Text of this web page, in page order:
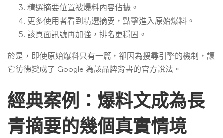
精選摘要位置被爆料內容佔據。
更多使用者看到精選摘要，點擊進入原始爆料。
該頁面訊號再加強，排名更穩固。
於是，即使原始爆料只有一篇，卻因為搜尋引擎的機制，讓
它彷彿變成了 Google 為該品牌背書的官方說法。
經典案例：爆料文成為長
青摘要的幾個真實情境